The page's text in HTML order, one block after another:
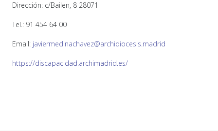
Dirección: c/Bailen, 8 28071
Tel.: 91 454 64 00
Email: javiermedinachavez@archidiocesis.madrid
https://discapacidad.archimadrid.es/